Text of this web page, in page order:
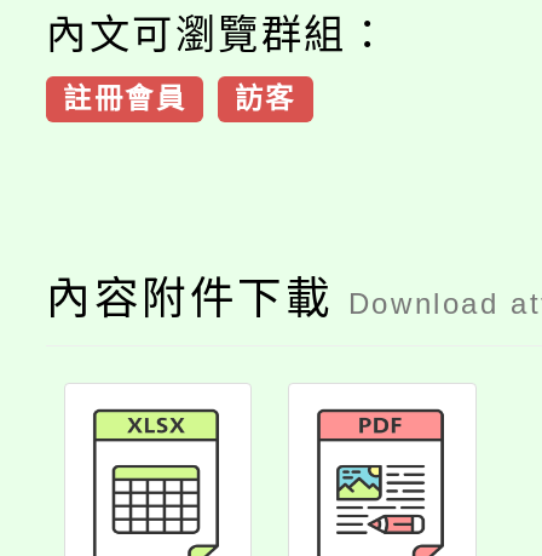
內文可瀏覽群組：
註冊會員 訪客
內容附件下載 Download